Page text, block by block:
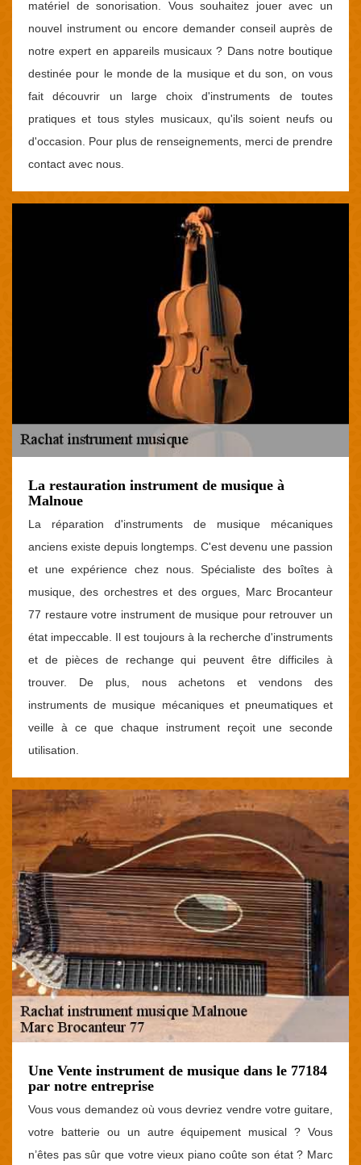
matériel de sonorisation. Vous souhaitez jouer avec un
nouvel instrument ou encore demander conseil auprès de
notre expert en appareils musicaux ? Dans notre boutique
destinée pour le monde de la musique et du son, on vous
fait découvrir un large choix d'instruments de toutes
pratiques et tous styles musicaux, qu'ils soient neufs ou
d'occasion. Pour plus de renseignements, merci de prendre
contact avec nous.
La restauration instrument de musique à
Malnoue
La réparation d'instruments de musique mécaniques
anciens existe depuis longtemps. C'est devenu une passion
et une expérience chez nous. Spécialiste des boîtes à
musique, des orchestres et des orgues, Marc Brocanteur
77 restaure votre instrument de musique pour retrouver un
état impeccable. Il est toujours à la recherche d'instruments
et de pièces de rechange qui peuvent être difficiles à
trouver. De plus, nous achetons et vendons des
instruments de musique mécaniques et pneumatiques et
veille à ce que chaque instrument reçoit une seconde
utilisation.
Une Vente instrument de musique dans le 77184
par notre entreprise
Vous vous demandez où vous devriez vendre votre guitare,
votre batterie ou un autre équipement musical ? Vous
n’êtes pas sûr que votre vieux piano coûte son état ? Marc